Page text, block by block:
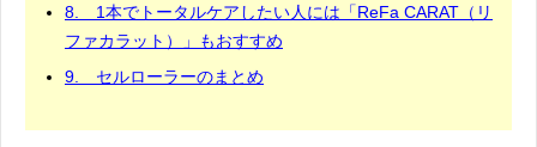
8. 1本でトータルケアしたい人には「ReFa CARAT（リ
ファカラット）」もおすすめ
9. セルローラーのまとめ